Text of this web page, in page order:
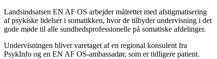
Landsindsatsen EN AF OS arbejder målrettet med afstigmatisering
af psykiske lidelser i somatikken, hvor de tilbyder undervisning i det
gode møde til alle sundhedsprofessionelle på somatiske afdelinger.
Undervisningen bliver varetaget af en regional konsulent fra
PsykInfo og en EN AF OS-ambassadør, som er tidligere patient.